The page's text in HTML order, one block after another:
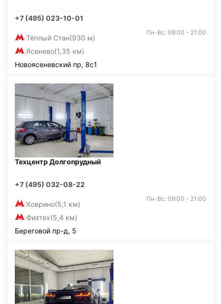
+7 (495) 023-10-01
Тёплый Стан(930 м)
Ясенево(1,35 км)
Пн-Вс: 09:00 - 21:00
Новоясеневский пр, 8с1
Техцентр Долгопрудный
+7 (495) 032-08-22
Ховрино(5,1 км)
Физтех(5,4 км)
Пн-Вс: 09:00 - 21:00
Береговой пр-д, 5